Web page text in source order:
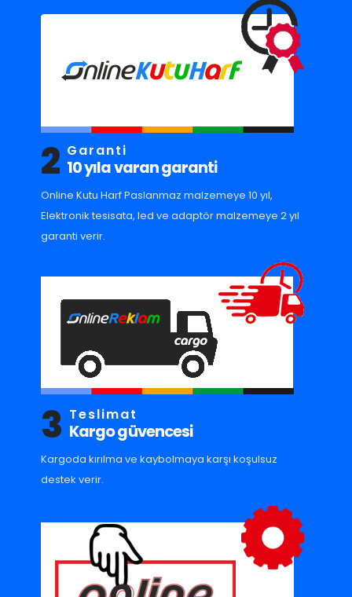
2 Garanti
10 yıla varan garanti
Online Kutu Harf Paslanmaz malzemeye 10 yıl,
Elektronik tesisata, led ve adaptör malzemeye 2 yıl
garanti verir.
3 Teslimat
Kargo güvencesi
Kargoda kırılma ve kaybolmaya karşı koşulsuz
destek verir.